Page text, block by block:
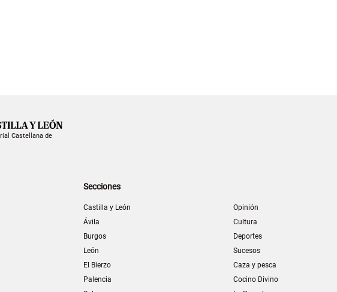
Castellana de
Secciones
Castilla y León
Ávila
Burgos
León
El Bierzo
Palencia
Opinión
Cultura
Deportes
Sucesos
Caza y pesca
Cocino Divino